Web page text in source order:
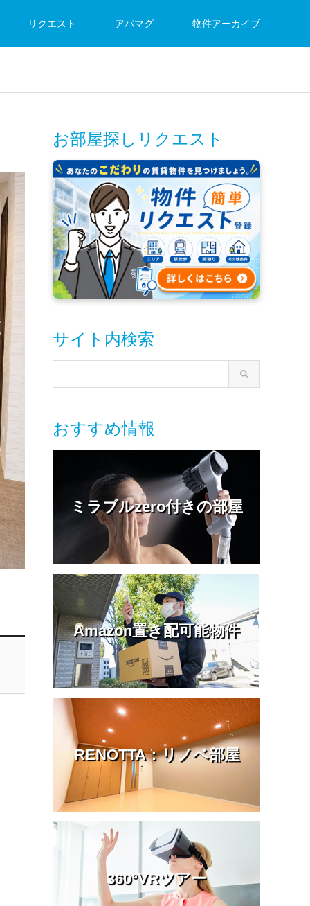
リクエスト アパマグ 物件アーカイブ
お部屋探しリクエスト
サイト内検索
おすすめ情報
ミラブルzero付きの部屋
Amazon置き配可能物件
RENOTTA：リノベ部屋
360°VRツアー